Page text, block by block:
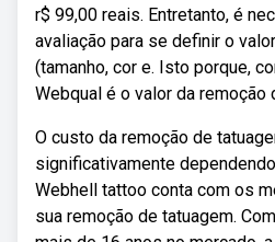
r$ 99,00 reais. Entretanto, é
avaliação para se definir o
(tamanho, cor e. Isto porque,
Webqual é o valor da remoção
O custo da remoção de
significativamente
Webhell tattoo conta com os
sua remoção de tatuagem.